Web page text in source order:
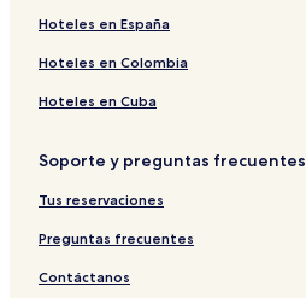
Hoteles en España
Hoteles en Colombia
Hoteles en Cuba
Soporte y preguntas frecuentes
Tus reservaciones
Preguntas frecuentes
Contáctanos